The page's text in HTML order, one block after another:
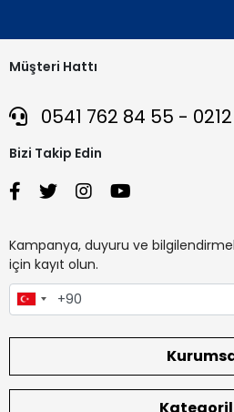
Müşteri Hattı
0541 762 84 55 -
Bizi Takip Edin
Kampanya, duyuru ve
için kayıt olun.